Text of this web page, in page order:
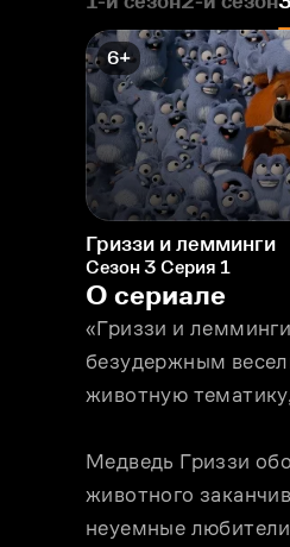
6+
Гриззи и лемминги
Сезон 3 Серия 1
О сериале
«Гриззи и
безудержным
животную
Медведь Гриззи
животного
неуемные любители